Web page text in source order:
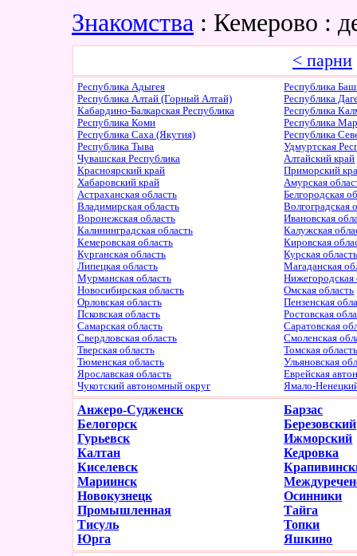
Знакомства : Кемерово :
< парни
Республика Адыгея
Республика
Республика Алтай (Горный Алтай)
Республика
Кабардино-Балкарская Республика
Республика
Республика Коми
Республика
Республика Саха (Якутия)
Республика
Республика Тыва
Удмуртская
Чувашская Республика
Алтайский край
Красноярский край
Приморский
Хабаровский край
Амурская
Астраханская область
Белгородская
Владимирская область
Волгоградская
Воронежская область
Ивановская
Калининградская область
Калужская
Кемеровская область
Кировская
Курганская область
Курская
Липецкая область
Магаданская
Мурманская область
Нижегородская
Новосибирская область
Омская область
Орловская область
Пензенская
Псковская область
Ростовская
Самарская область
Саратовская
Свердловская область
Смоленская
Тверская область
Томская
Тюменская область
Ульяновская
Ярославская область
Еврейская
Чукотский автономный округ
Ямало-
Анжеро-Судженск
Барзас
Белогорск
Березовский
Гурьевск
Ижморский
Калтан
Кедровка
Киселевск
Мариинск
Новокузнецк
Осинники
Промышленная
Тайга
Тисуль
Топки
Юрга
Яшкино